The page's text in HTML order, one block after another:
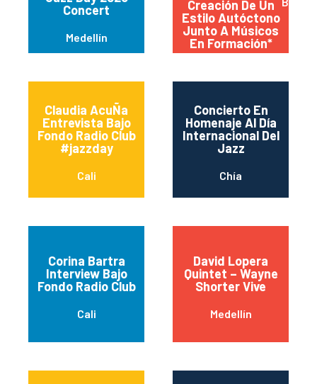
Concert
Medellín
Creación De Un
Estilo Autóctono
Junto A Músicos
En Formación*
Claudia AcuÑa
Entrevista Bajo
Fondo Radio Club
#jazzday
Cali
Concierto En
Homenaje Al Día
Internacional Del
Jazz
Chía
Corina Bartra
Interview Bajo
Fondo Radio Club
Cali
David Lopera
Quintet – Wayne
Shorter Vive
Medellín